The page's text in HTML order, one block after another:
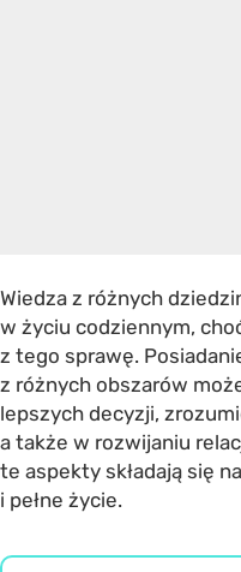
Wiedza z różnych
w życiu codziennym,
z tego sprawę.
z różnych obszarów
lepszych decyzji,
a także w rozwijaniu
te aspekty składają się
i pełne życie.